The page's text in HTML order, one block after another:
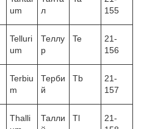
um
л
155
Telluri
um
Теллу
р
Te
21-
156
Terbiu
m
Терби
й
Tb
21-
157
Thalli
Талли
Tl
21-